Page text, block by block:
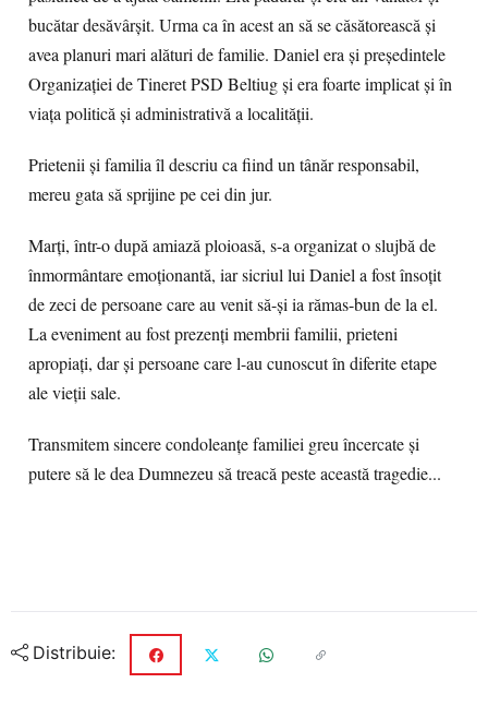
bucătar desăvârșit. Urma ca în acest an să se căsătorească și
avea planuri mari alături de familie. Daniel era și președintele
Organizației de Tineret PSD Beltiug și era foarte implicat și în
viața politică și administrativă a localității.
Prietenii și familia îl descriu ca fiind un tânăr responsabil,
mereu gata să sprijine pe cei din jur.
Marți, într-o după amiază ploioasă, s-a organizat o slujbă de
înmormântare emoționantă, iar sicriul lui Daniel a fost însoțit
de zeci de persoane care au venit să-și ia rămas-bun de la el.
La eveniment au fost prezenți membrii familii, prieteni
apropiați, dar și persoane care l-au cunoscut în diferite etape
ale vieții sale.
Transmitem sincere condoleanțe familiei greu încercate și
putere să le dea Dumnezeu să treacă peste această tragedie...
Distribuie: